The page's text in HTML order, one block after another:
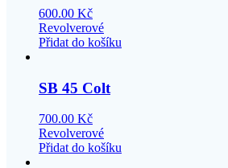
600.00 Kč
Revolverové
Přidat do košíku
SB 45 Colt
700.00 Kč
Revolverové
Přidat do košíku